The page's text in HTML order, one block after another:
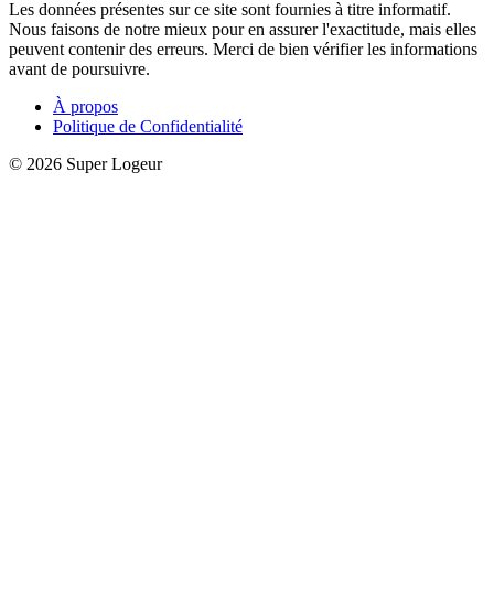
Les données présentes sur ce site sont fournies à titre informatif.
Nous faisons de notre mieux pour en assurer l'exactitude, mais elles
peuvent contenir des erreurs. Merci de bien vérifier les informations
avant de poursuivre.
À propos
Politique de Confidentialité
© 2026 Super Logeur